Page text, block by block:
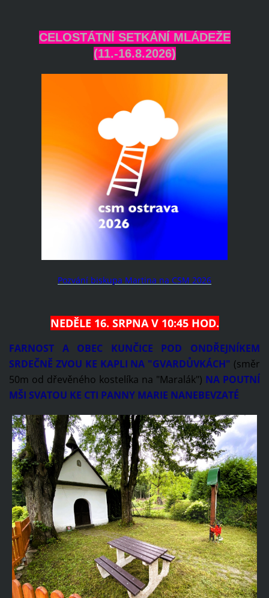
CELOSTÁTNÍ SETKÁNÍ MLÁDEŽE
(11.-16.8.2026)
Pozvání biskupa Martina na CSM 2026
NEDĚLE 16. SRPNA V 10:45 HOD.
FARNOST A OBEC KUNČICE POD ONDŘEJNÍKEM
SRDEČNĚ ZVOU KE KAPLI NA "GVARDŮVKÁCH" (směr
50m od dřevěného kostelíka na "Maralák") NA POUTNÍ
MŠI SVATOU KE CTI PANNY MARIE NANEBEVZATÉ